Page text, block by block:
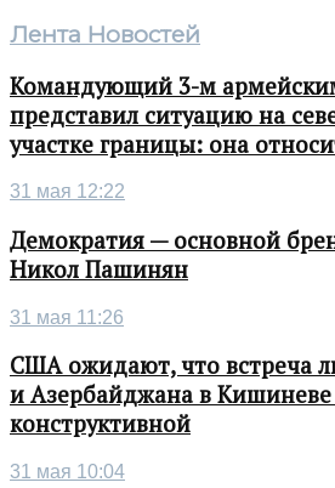
Лента Новостей
Командующий 3-м
представил ситуацию на
участке границы: она
31 мая 12:22
Демократия — основной
Никол Пашинян
31 мая 11:26
США ожидают, что встреча
и Азербайджана в Кишиневе
конструктивной
31 мая 10:04